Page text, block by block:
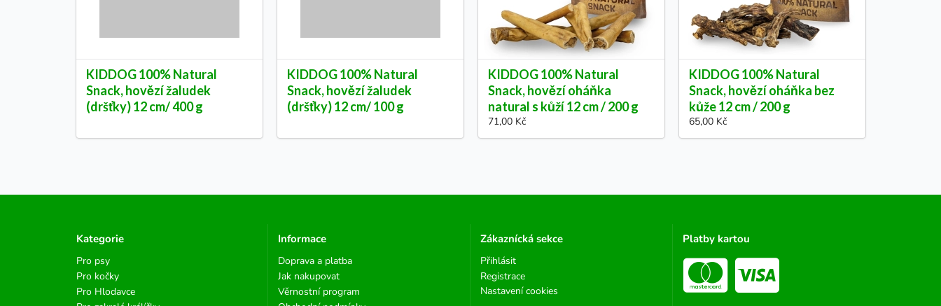
KIDDOG 100% Natural
Snack, hovězí žaludek
(dršťky) 12 cm/ 400 g
KIDDOG 100% Natural
Snack, hovězí žaludek
(dršťky) 12 cm/ 100 g
KIDDOG 100% Natural
Snack, hovězí oháňka
natural s kůží 12 cm / 200 g
71,00 Kč
KIDDOG 100% Natural
Snack, hovězí oháňka bez
kůže 12 cm / 200 g
65,00 Kč
Kategorie
Pro psy
Pro kočky
Pro Hlodavce
Informace
Doprava a platba
Jak nakupovat
Věrnostní program
Zákaznícká sekce
Přihlásit
Registrace
Nastavení cookies
Platby kartou